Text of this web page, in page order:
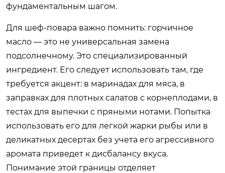
фундаментальным шагом.
Для шеф-повара важно помнить: горчичное
масло — это не универсальная замена
подсолнечному. Это специализированный
ингредиент. Его следует использовать там, где
требуется акцент: в маринадах для мяса, в
заправках для плотных салатов с корнеплодами, в
тестах для выпечки с пряными нотами. Попытка
использовать его для легкой жарки рыбы или в
деликатных десертах без учета его агрессивного
аромата приведет к дисбалансу вкуса.
Понимание этой границы отделяет